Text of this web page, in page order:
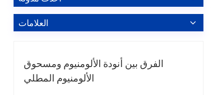
العلامات
الفرق بين أنودة الألومنيوم ومسحوق
الألومنيوم المطلي